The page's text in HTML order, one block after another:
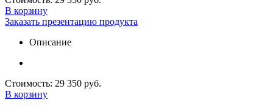
В корзину
Заказать презентацию продукта
Описание
Стоимость: 29 350 руб.
В корзину